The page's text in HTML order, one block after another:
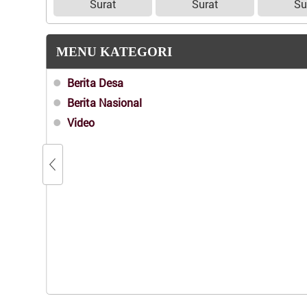
Surat Surat
MENU KATEGORI
Berita Desa
Berita Nasional
Video